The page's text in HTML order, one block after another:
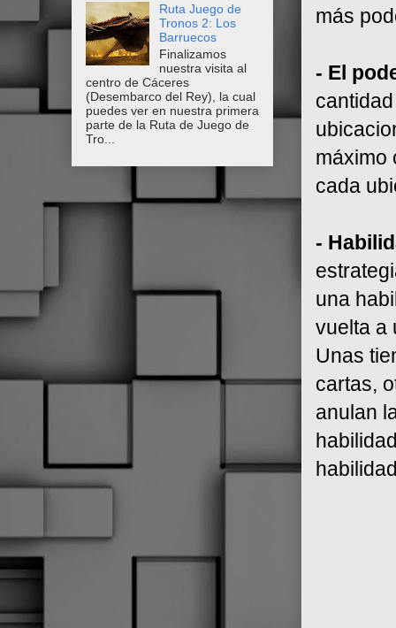
más
- El
máximo
cada
-
una
vuelta a
Unas
cartas,
anulan
Ruta Juego de
Tronos 2: Los
Barruecos
Finalizamos
nuestra visita al
centro de Cáceres
(Desembarco del Rey), la cual
puedes ver en nuestra primera
parte de la Ruta de Juego de
Tro...